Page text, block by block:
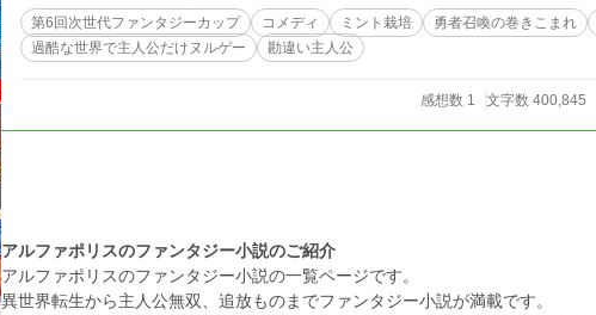
なし）のお話。 ※あと雑草の如く生えてくる誤字が非常に目立ちますがご了承ください。 hotランキング最高2位（4/25） 本編完結後
稀に【おまけ】が更新されます。
第6回次世代ファンタジーカップ コメディ ミント栽培 勇者召喚の巻きこまれ
過酷な世界で主人公だけヌルゲー
勘違い主人公
感想数 1 文字数 400,845
アルファポリスのファンタジー小説のご紹介
アルファポリスのファンタジー小説の一覧ページです。
異世界転生から主人公無双、追放ものまでファンタジー小説が満載です。